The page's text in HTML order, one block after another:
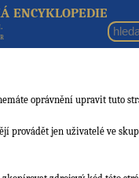
encyklopedie
oprávnění upravit tuto
provádět jen uživatelé ve